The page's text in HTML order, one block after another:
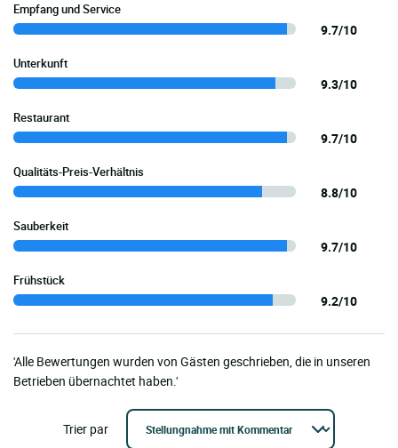
Empfang und Service
9.7/10
Unterkunft
9.3/10
Restaurant
9.7/10
Qualitäts-Preis-Verhältnis
8.8/10
Sauberkeit
9.7/10
Frühstück
9.2/10
'Alle Bewertungen wurden von Gästen geschrieben, die in unseren
Betrieben übernachtet haben.'
Trier par